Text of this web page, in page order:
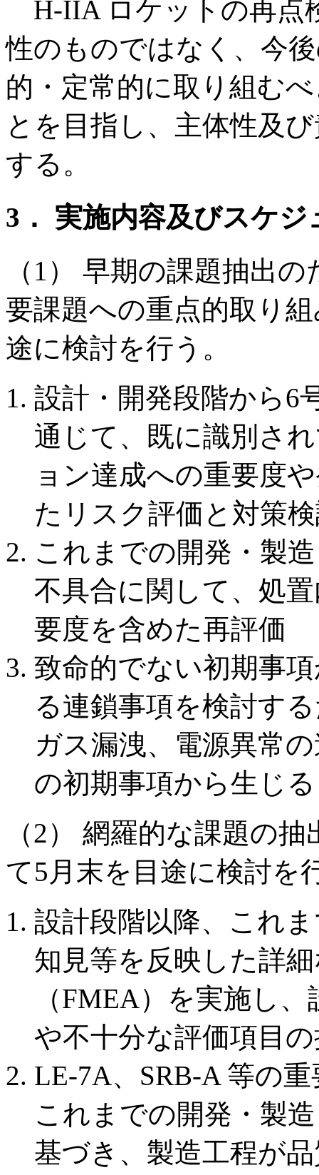
H-IIA ロケットの再点
性のものではなく、今
的・定常的に取り組む
とを目指し、主体性及
する。
3． 実施内容及びスケジ
（1） 早期の課題抽出
要課題への重点的取り
途に検討を行う。
設計・開発段階から6
通じて、既に識別さ
ョン達成への重要度
たリスク評価と対策
これまでの開発・製
不具合に関して、処
要度を含めた再評価
致命的でない初期事
る連鎖事項を検討す
ガス漏洩、電源異常
の初期事項から生じ
（2） 網羅的な課題の
て5月末を目途に検討を
設計段階以降、これ
知見等を反映した詳
（FMEA）を実施し
や不十分な評価項目
LE-7A、SRB-A 等の
これまでの開発・製
基づき、製造工程が